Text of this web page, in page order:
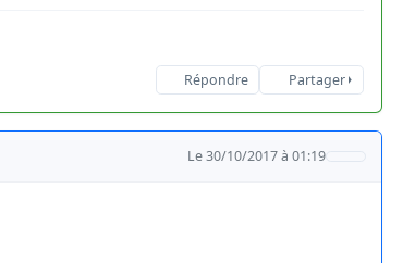
Répondre Partager
Le 30/10/2017 à 01:19